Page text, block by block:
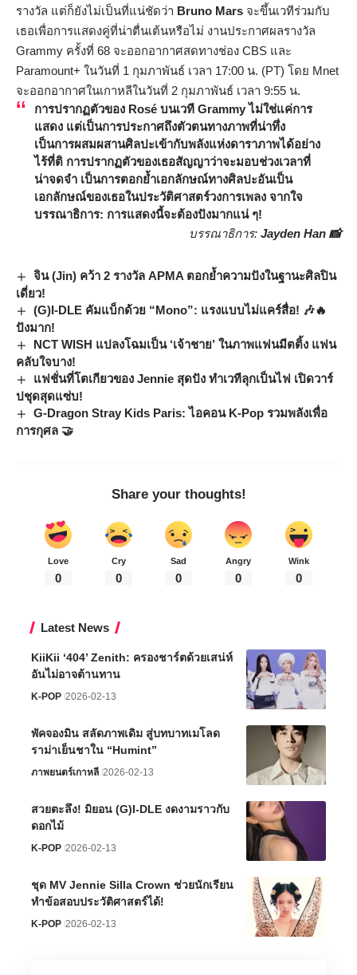
รางวัล แต่ก็ยังไม่เป็นที่แน่ชัดว่า Bruno Mars จะขึ้นเวทีร่วมกับ
เธอเพื่อการแสดงคู่ที่น่าตื่นเต้นหรือไม่ งานประกาศผลรางวัล
Grammy ครั้งที่ 68 จะออกอากาศสดทางช่อง CBS และ
Paramount+ ในวันที่ 1 กุมภาพันธ์ เวลา 17:00 น. (PT) โดย Mnet
จะออกอากาศในเกาหลีในวันที่ 2 กุมภาพันธ์ เวลา 9:55 น.
การปรากฏตัวของ Roséบนเวที Grammy ไม่ใช่แค่การ
แสดง แต่เป็นการประกาศถึงตัวตนทางภาพที่น่าทึ่ง
เป็นการผสมผสานศิลปะเข้ากับพลังแห่งดาราภาพได้อย่าง
ไร้ที่ติ การปรากฏตัวของเธอสัญญาว่าจะมอบช่วงเวลาที่
น่าจดจำ เป็นการตอกย้ำเอกลักษณ์ทางศิลปะอันเป็น
เอกลักษณ์ของเธอในประวัติศาสตร์วงการเพลง จากใจ
บรรณาธิการ: การแสดงนี้จะต้องปังมากแน่ ๆ!
บรรณาธิการ: Jayden Han 📸
จิน (Jin) คว้า 2 รางวัล APMA ตอกย้ำความปังในฐานะศิลปิน
เดี่ยว!
(G)I-DLE คัมแบ็กด้วย “Mono”: แรงแบบไม่แคร์สื่อ! 🎶🔥
ปังมาก!
NCT WISH แปลงโฉมเป็น ‘เจ้าชาย’ ในภาพแฟนมีตติ้ง แฟน
คลับใจบาง!
แฟชั่นที่โตเกียวของ Jennie สุดปัง ทำเวทีลุกเป็นไฟ เปิดวาร์
ปชุดสุดแซ่บ!
G-Dragon Stray Kids Paris: ไอคอน K-Pop รวมพลังเพื่อ
การกุศล 🤝
Share your thoughts!
Love
0
Cry
0
Sad
0
Angry
0
Wink
0
Latest News
KiiKii ‘404’ Zenith: ครองชาร์ตด้วยเสน่ห์
อันไม่อาจต้านทาน
K-POP 2026-02-13
พัคจองมิน สลัดภาพเดิม สู่บทบาทเมโลด
ราม่าเย็นชาใน “Humint”
ภาพยนตร์เกาหลี 2026-02-13
สวยตะลึง! มิยอน (G)I-DLE งดงามราวกับ
ดอกไม้
K-POP 2026-02-13
ชุด MV Jennie Silla Crown ช่วยนักเรียน
ทำข้อสอบประวัติศาสตร์ได้!
K-POP 2026-02-13